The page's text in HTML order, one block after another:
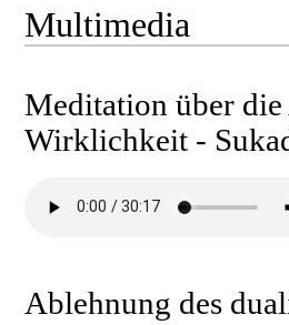
Multimedia
Meditation über die
Wirklichkeit -
Ablehnung des